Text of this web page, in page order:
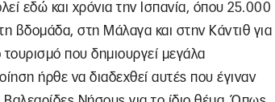
εδώ και χρόνια την Ισπανία, όπου 25.000
βδομάδα, στη Μάλαγα και στην Κάντιθ για
που δημιουργεί μεγάλα
ήρθε να διαδεχθεί αυτές που έγιναν